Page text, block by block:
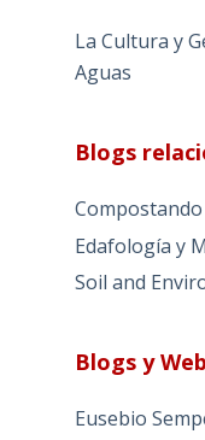
La Cultura y
Aguas
Blogs
Edafología y
Soil and
Blogs y
Eusebio